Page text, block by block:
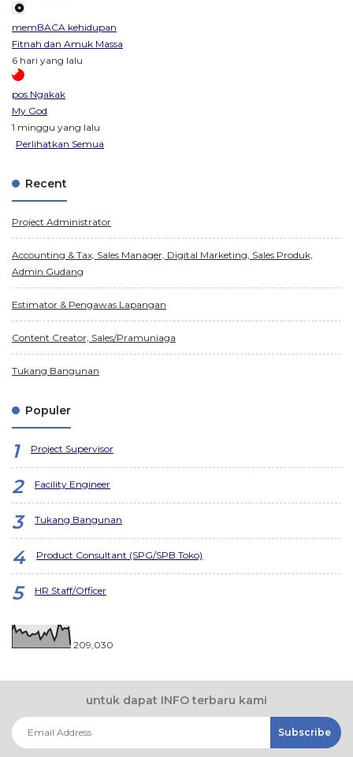
memBACA kehidupan
Fitnah dan Amuk Massa
6 hari yang lalu
pos Ngakak
My God
1 minggu yang lalu
Perlihatkan Semua
Recent
Project Administrator
Accounting & Tax, Sales Manager, Digital Marketing, Sales Produk,
Admin Gudang
Estimator & Pengawas Lapangan
Content Creator, Sales/Pramuniaga
Tukang Bangunan
Populer
Project Supervisor
Facility Engineer
Tukang Bangunan
Product Consultant (SPG/SPB Toko)
HR Staff/Officer
209,030
untuk dapat INFO terbaru kami